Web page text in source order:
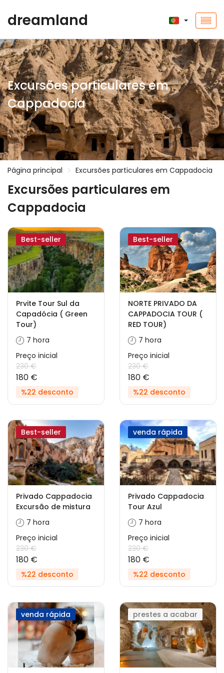
dreamland
Excursões particulares em
Cappadocia
Página principal Excursões particulares em Cappadocia
Excursões particulares em
Cappadocia
Best-seller
Prvite Tour Sul da
Capadócia ( Green
Tour)
7 hora
Preço inicial
230 €
180 €
%22 desconto
Best-seller
NORTE PRIVADO DA
CAPPADOCIA TOUR (
RED TOUR)
7 hora
Preço inicial
230 €
180 €
%22 desconto
Best-seller
Privado Cappadocia
Excursão de mistura
7 hora
Preço inicial
230 €
180 €
%22 desconto
venda rápida
Privado Cappadocia
Tour Azul
7 hora
Preço inicial
230 €
180 €
%22 desconto
venda rápida prestes a acabar